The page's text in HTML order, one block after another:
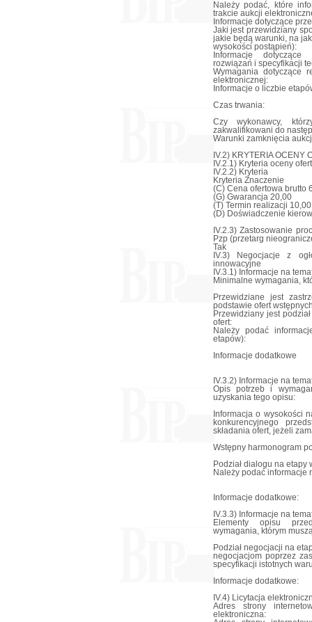
Należy podać, które
trakcie aukcji
Informacje dotyczące
Jaki jest przewidziany
jakie będą warunki, na
wysokości postąpień):
Informacje dotyczące
rozwiązań i specyfikacji
Wymagania dotyczące
elektronicznej:
Informacje o liczbie
Czas trwania:
Czy wykonawcy,
zakwalifikowani do
Warunki zamknięcia
IV.2) KRYTERIA OCENY
IV.2.1) Kryteria oceny
IV.2.2) Kryteria
Kryteria Znaczenie
(C) Cena ofertowa brutto
(G) Gwarancja 20,00
(T) Termin realizacji 10,00
(D) Doświadczenie
IV.2.3) Zastosowanie
Pzp (przetarg
Tak
IV.3) Negocjacje z
innowacyjne
IV.3.1) Informacje na
Minimalne wymagania,
Przewidziane jest
podstawie ofert
Przewidziany jest
ofert:
Należy podać
etapów):
Informacje dodatkowe
IV.3.2) Informacje na
Opis potrzeb i
uzyskania tego opisu:
Informacja o wysokości
konkurencyjnego
składania ofert, jeżeli
Wstępny harmonogram
Podział dialogu na
Należy podać informacje
Informacje dodatkowe:
IV.3.3) Informacje na
Elementy opisu
wymagania, którym
Podział negocjacji na
negocjacjom poprzez
specyfikacji istotnych
Informacje dodatkowe:
IV.4) Licytacja
Adres strony
elektroniczna: